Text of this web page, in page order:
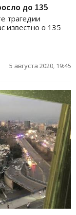
до 135
трагедии
известно о 135
5 августа 2020, 19:45